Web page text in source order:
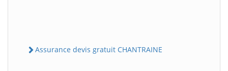
Assurance devis gratuit CHANTRAINE